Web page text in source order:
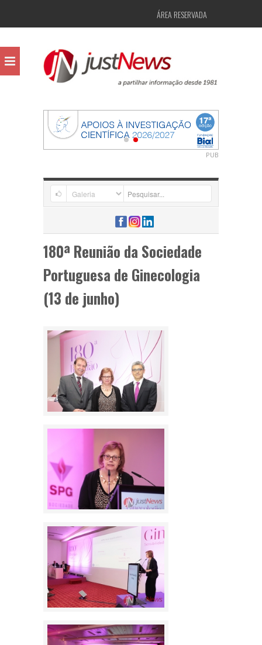
ÁREA RESERVADA
PUB
180ª Reunião da Sociedade
Portuguesa de Ginecologia
(13 de junho)